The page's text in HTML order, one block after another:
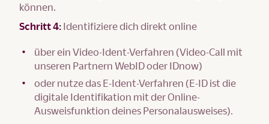
können.
Schritt 4: Identifiziere dich direkt online
über ein Video-Ident-Verfahren (Video-Call mit
unseren Partnern WebID oder IDnow)
oder nutze das E-Ident-Verfahren (E-ID ist die
digitale Identifikation mit der Online-
Ausweisfunktion deines Personalausweises).